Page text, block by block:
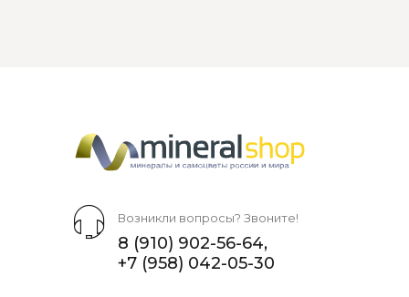
Возникли вопросы? Звоните!
8 (910) 902-56-64,
+7 (958) 042-05-30